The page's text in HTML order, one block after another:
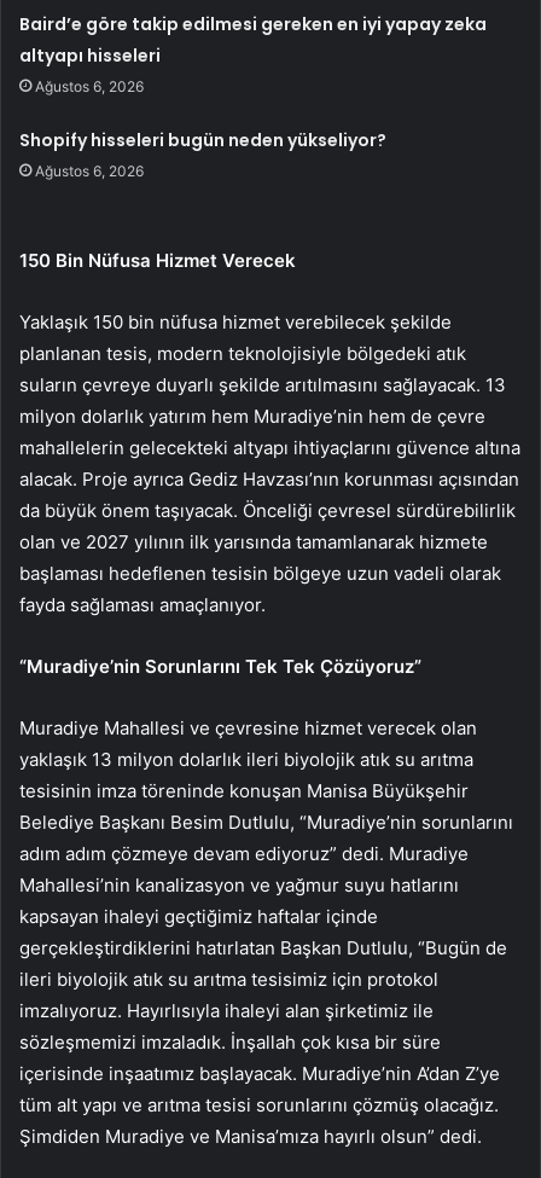
Baird’e göre takip edilmesi gereken en iyi yapay zeka
altyapı hisseleri
Ağustos 6, 2026
Shopify hisseleri bugün neden yükseliyor?
Ağustos 6, 2026
150 Bin Nüfusa Hizmet Verecek
Yaklaşık 150 bin nüfusa hizmet verebilecek şekilde
planlanan tesis, modern teknolojisiyle bölgedeki atık
suların çevreye duyarlı şekilde arıtılmasını sağlayacak. 13
milyon dolarlık yatırım hem Muradiye’nin hem de çevre
mahallelerin gelecekteki altyapı ihtiyaçlarını güvence altına
alacak. Proje ayrıca Gediz Havzası’nın korunması açısından
da büyük önem taşıyacak. Önceliği çevresel sürdürebilirlik
olan ve 2027 yılının ilk yarısında tamamlanarak hizmete
başlaması hedeflenen tesisin bölgeye uzun vadeli olarak
fayda sağlaması amaçlanıyor.
“Muradiye’nin Sorunlarını Tek Tek Çözüyoruz”
Muradiye Mahallesi ve çevresine hizmet verecek olan
yaklaşık 13 milyon dolarlık ileri biyolojik atık su arıtma
tesisinin imza töreninde konuşan Manisa Büyükşehir
Belediye Başkanı Besim Dutlulu, “Muradiye’nin sorunlarını
adım adım çözmeye devam ediyoruz” dedi. Muradiye
Mahallesi’nin kanalizasyon ve yağmur suyu hatlarını
kapsayan ihaleyi geçtiğimiz haftalar içinde
gerçekleştirdiklerini hatırlatan Başkan Dutlulu, “Bugün de
ileri biyolojik atık su arıtma tesisimiz için protokol
imzalıyoruz. Hayırlısıyla ihaleyi alan şirketimiz ile
sözleşmemizi imzaladık. İnşallah çok kısa bir süre
içerisinde inşaatımız başlayacak. Muradiye’nin A’dan Z’ye
tüm alt yapı ve arıtma tesisi sorunlarını çözmüş olacağız.
Şimdiden Muradiye ve Manisa’mıza hayırlı olsun” dedi.